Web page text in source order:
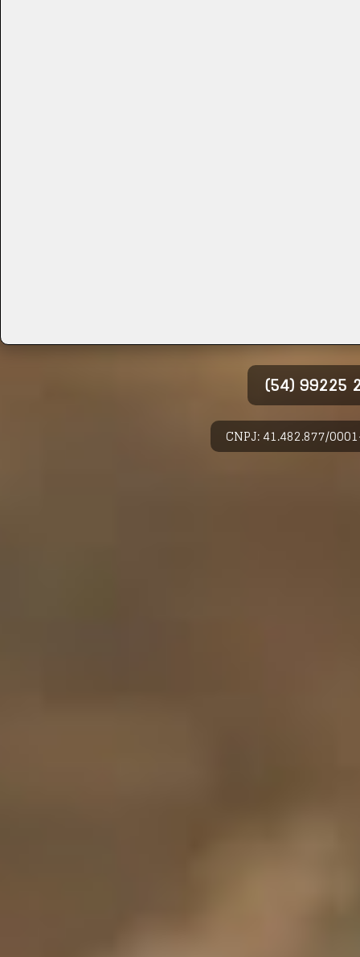
(54) 99225
CNPJ: 41.482.877/